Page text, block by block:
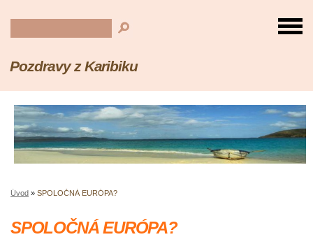
Pozdravy z Karibiku
Úvod » SPOLOČNÁ EURÓPA?
SPOLOČNÁ EURÓPA?